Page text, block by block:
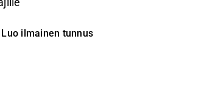
Luo ilmainen tunnus